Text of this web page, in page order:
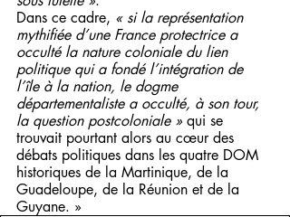
Dans ce cadre, « si la représentation
mythifiée d’une France protectrice a
occulté la nature coloniale du lien
politique qui a fondé l’intégration de
l’île à la nation, le dogme
départementaliste a occulté, à son tour,
la question postcoloniale » qui se
trouvait pourtant alors au cœur des
débats politiques dans les quatre DOM
historiques de la Martinique, de la
Guadeloupe, de la Réunion et de la
Guyane. »